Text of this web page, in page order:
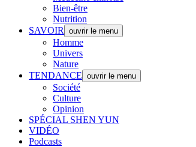
Bien-être
Nutrition
SAVOIR
ouvrir le menu
Homme
Univers
Nature
TENDANCE ouvrir le menu
Société
Culture
Opinion
SPÉCIAL SHEN YUN
VIDÉO
Podcasts